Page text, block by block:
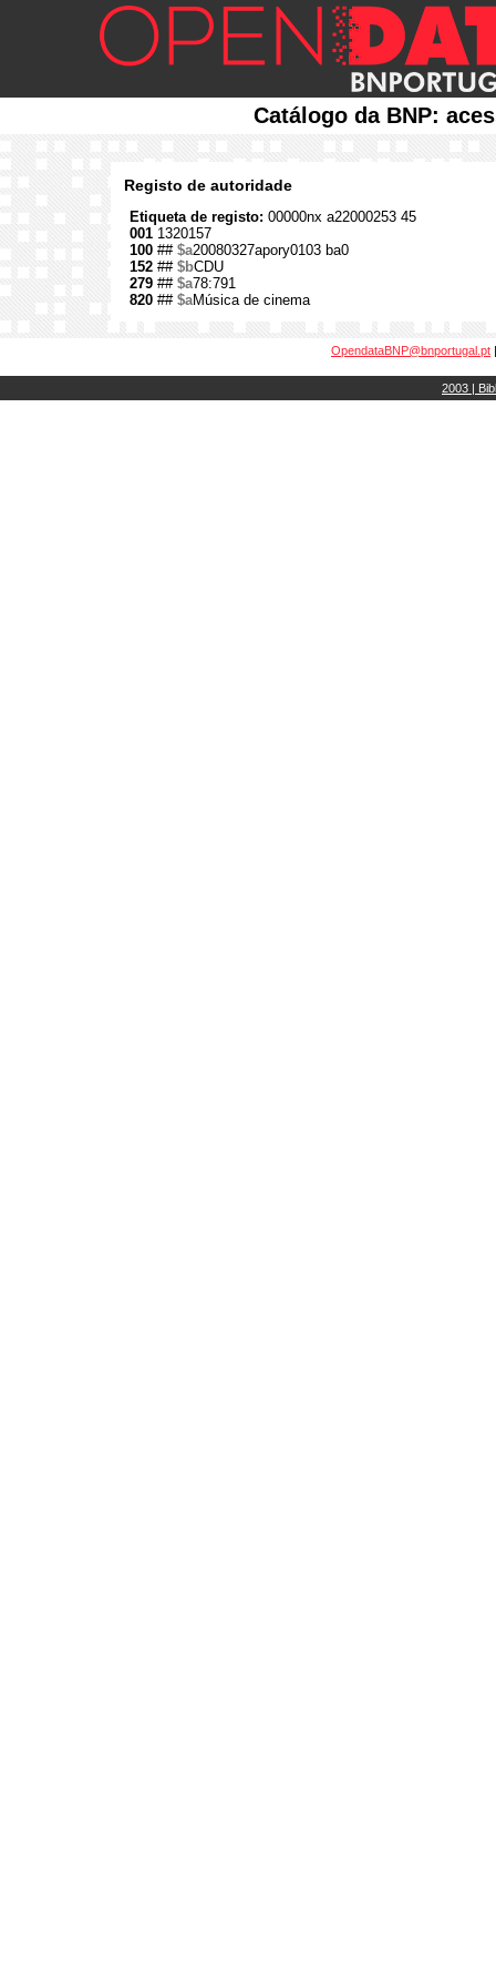
Catálogo da BNP:
Registo de autoridade
Etiqueta de registo: 00000nx a22000253 45
001 1320157
100 ## $a20080327apory0103 ba0
152 ## $bCDU
279 ## $a78:791
820 ## $aMúsica de cinema
OpendataBNP@bnportugal.pt
2003 |